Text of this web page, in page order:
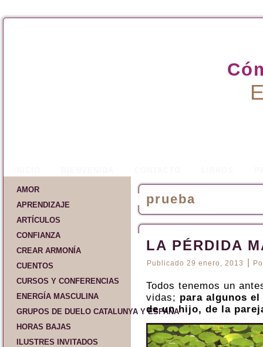
AMOR
APRENDIZAJE
ARTÍCULOS
CONFIANZA
CREAR ARMONÍA
CUENTOS
CURSOS Y CONFERENCIAS
ENERGÍA MASCULINA
GRUPOS DE DUELO CATALUNYA Y ESPAÑA
HORAS BAJAS
ILUSTRES INVITADOS
prueba
LA PÉRDIDA
Publicado 29 enero, 2013
Todos tenemos un
vidas; para algunos
de un hijo, de la